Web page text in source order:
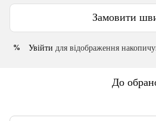
Замовити
% Увійти для відображення
До